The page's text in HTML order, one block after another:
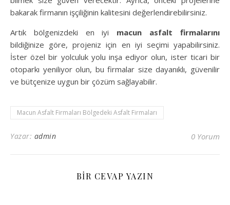
bakarak firmanın işçiliğinin kalitesini değerlendirebilirsiniz.
Artık bölgenizdeki en iyi macun asfalt firmalarını
bildiğinize göre, projeniz için en iyi seçimi yapabilirsiniz.
İster özel bir yolculuk yolu inşa ediyor olun, ister ticari bir
otoparkı yeniliyor olun, bu firmalar size dayanıklı, güvenilir
ve bütçenize uygun bir çözüm sağlayabilir.
Macun Asfalt Firmaları Bölgedeki Asfalt Firmaları
Yazar: admin 0 Yorum
BIR CEVAP YAZIN